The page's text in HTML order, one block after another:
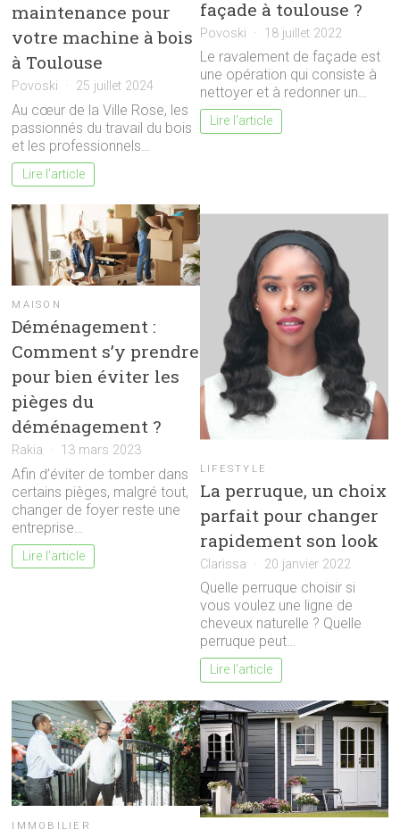
maintenance pour
votre machine à bois
à Toulouse
Povoski 25 juillet 2024
Au cœur de la Ville Rose, les
passionnés du travail du bois
et les professionnels…
Lire l'article
façade à toulouse ?
Povoski 18 juillet 2022
Le ravalement de façade est
une opération qui consiste à
nettoyer et à redonner un…
Lire l'article
MAISON
Déménagement :
Comment s’y prendre
pour bien éviter les
pièges du
déménagement ?
Rakia 13 mars 2023
Afin d’éviter de tomber dans
certains pièges, malgré tout,
changer de foyer reste une
entreprise…
Lire l'article
LIFESTYLE
La perruque, un choix
parfait pour changer
rapidement son look
Clarissa 20 janvier 2022
Quelle perruque choisir si
vous voulez une ligne de
cheveux naturelle ? Quelle
perruque peut…
Lire l'article
IMMOBILIER